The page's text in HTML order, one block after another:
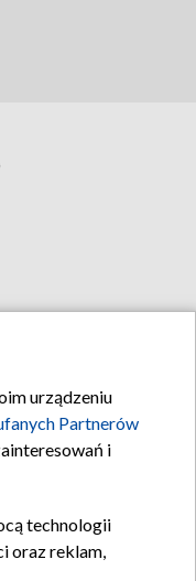
urządzeniu
Partnerów
i
technologii
oraz reklam,